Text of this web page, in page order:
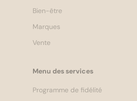
Bien-être
Marques
Vente
Menu des services
Programme de fidélité